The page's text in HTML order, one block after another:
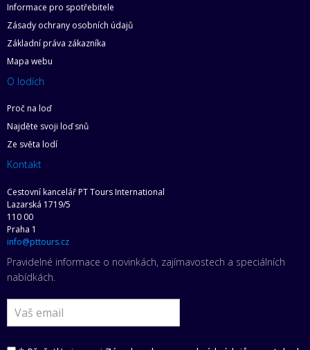
Informace pro spotřebitele
Zásady ochrany osobních údajů
Základní práva zákazníka
Mapa webu
O lodích
Proč na loď
Najděte svoji loď snů
Ze světa lodí
Kontakt
Cestovní kancelář PT Tours International
Lazarská 1719/5
110 00
Praha 1
info@pttours.cz
Pravidelné informace o novinkách, zajímavostech a speciálních
nabídkách.